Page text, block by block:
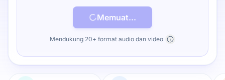
Memuat...
Mendukung 20+ format audio dan video